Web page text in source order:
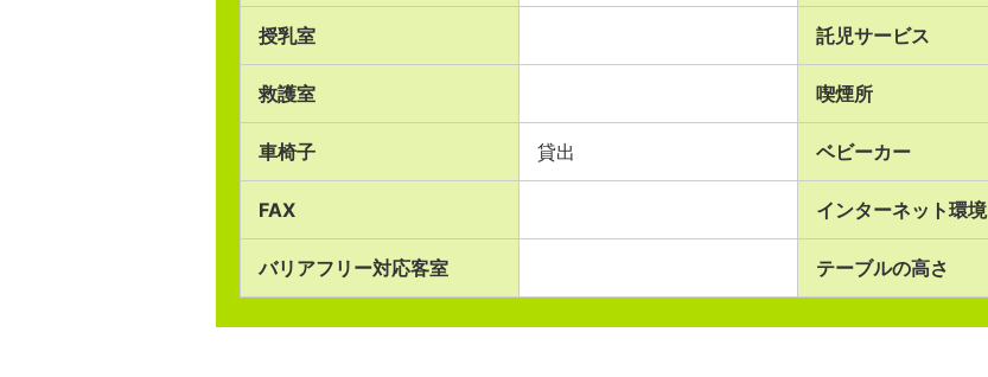
授乳室 託児サービス
救護室 喫煙所
車椅子 貸出 ベビーカー
FAX インターネット環境
バリアフリー対応客室 テーブルの高さ